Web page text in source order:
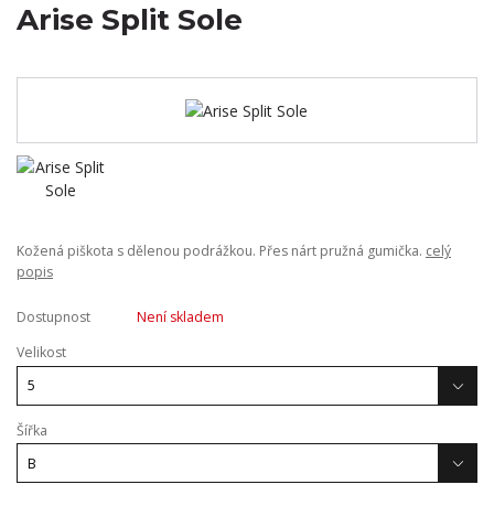
Arise Split Sole
Kožená piškota s dělenou podrážkou. Přes nárt pružná gumička. celý
popis
Dostupnost
Není skladem
Velikost
Šířka